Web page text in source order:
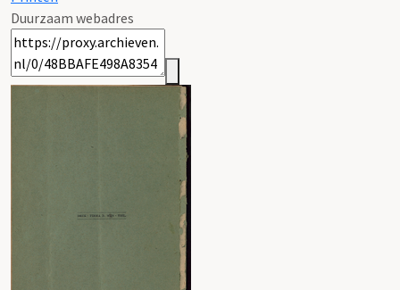
Duurzaam webadres